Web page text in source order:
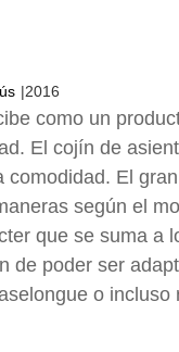
|2016
como un
El cojín de
El
según el
que se suma a
de poder ser
o incluso